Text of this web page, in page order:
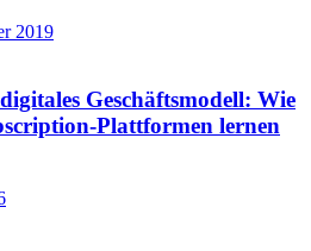
2019
Geschäftsmodell: Wie
Plattformen lernen